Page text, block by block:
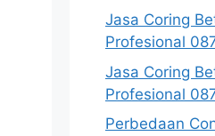
Jasa Coring
Profesional
Jasa Coring
Profesional
Perbedaan